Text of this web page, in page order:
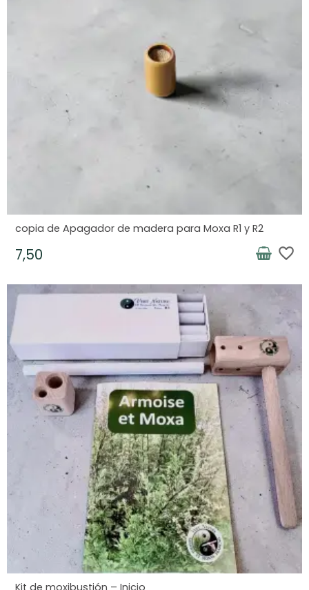
copia de Apagador de madera para Moxa R1 y R2
7,50 favorite_border